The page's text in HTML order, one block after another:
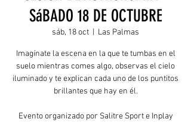
SáBADO 18 DE OCTUBRE
sáb, 18 oct Las Palmas
Imagínate la escena en la que te tumbas en el
suelo mientras comes algo, observas el cielo
iluminado y te explican cada uno de los puntitos
brillantes que hay en él.
Evento organizado por Salitre Sport e Inplay